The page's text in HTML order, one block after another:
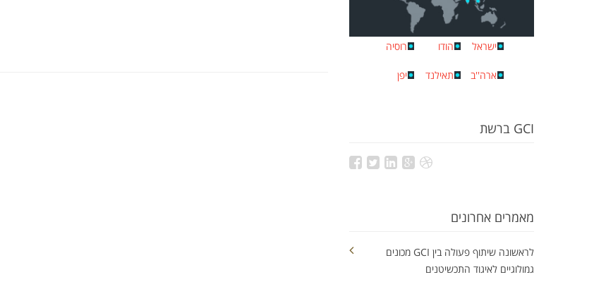
ישראל הודו רוסיה
ארה''ב תאילנד יפן
GCI ברשת
מאמרים אחרונים
לראשונה שיתוף פעולה בין GCI מכונים
גמולוגיים לאיגוד התכשיטנים